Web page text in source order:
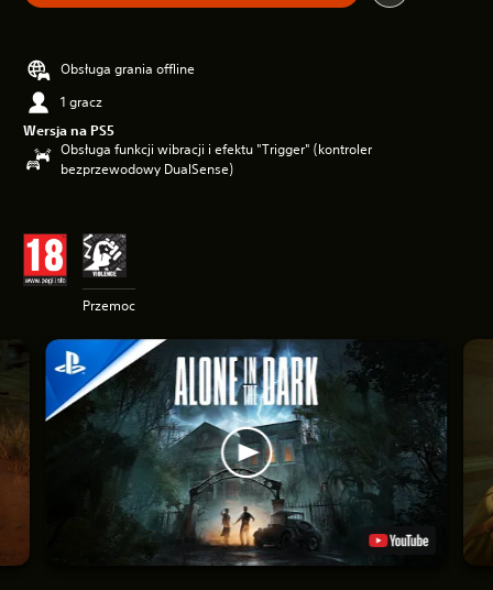
Obsługa grania offline
1 gracz
Wersja na PS5
Obsługa funkcji wibracji i efektu "Trigger" (kontroler
bezprzewodowy DualSense)
Przemoc